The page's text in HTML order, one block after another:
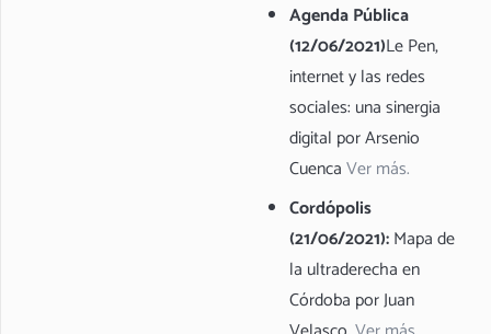
Agenda Pública
(12/06/2021)Le Pen,
internet y las redes
sociales: una sinergia
digital por Arsenio
CuencaVer más.
Cordópolis
(21/06/2021):Mapa de
la ultraderecha en
Córdoba por Juan